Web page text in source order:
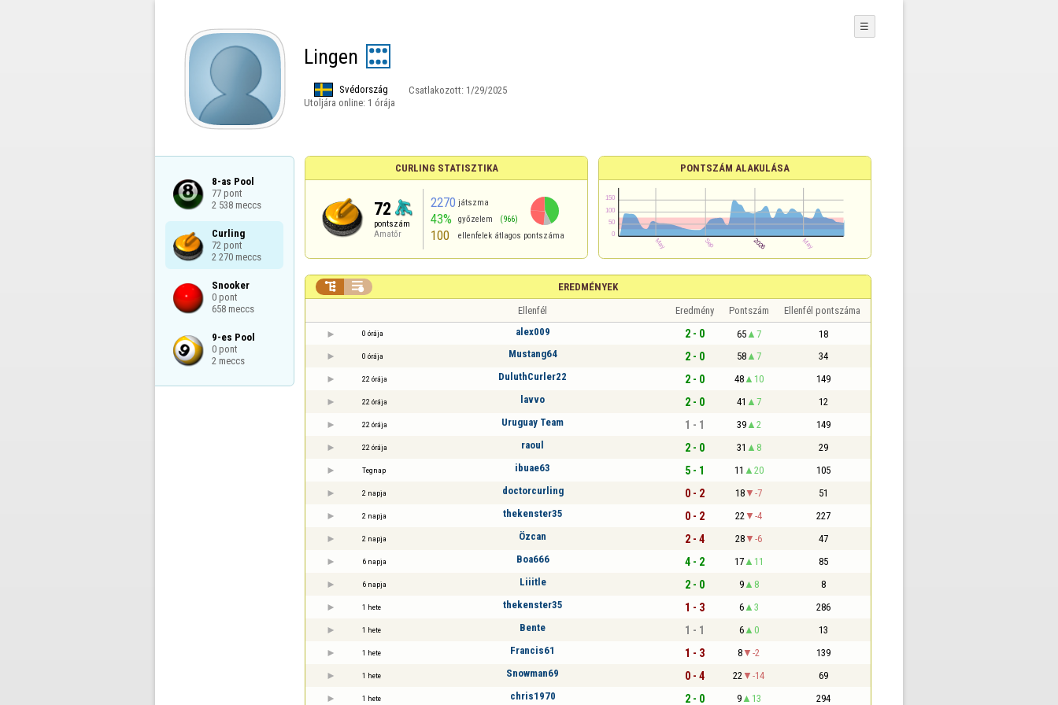
Lingen
Svédország Csatlakozott: 1/29/2025
Utoljára online: 1 órája
☰
8-as Pool
77 pont
2 538 meccs
Curling
72 pont
2 270 meccs
Snooker
0 pont
658 meccs
9-es Pool
0 pont
2 meccs
CURLING STATISZTIKA
72
pontszám
Amatőr
2270 játszma
43% győzelem (966)
100 ellenfelek átlagos pontszáma
PONTSZÁM ALAKULÁSA
EREDMÉNYEK
 
Ellenfél Eredmény Pontszám Ellenfél pontszáma
0 órája alex009 2 - 0 65 7 18
0 órája Mustang64 2 - 0 58 7 34
22 órája DuluthCurler22 2 - 0 48 10 149
22 órája lavvo 2 - 0 41 7 12
22 órája Uruguay Team 1 - 1 39 2 149
22 órája raoul 2 - 0 31 8 29
Tegnap ibuae63 5 - 1 11 20 105
2 napja doctorcurling 0 - 2 18 -7 51
2 napja thekenster35 0 - 2 22 -4 227
2 napja Özcan 2 - 4 28 -6 47
6 napja Boa666 4 - 2 17 11 85
6 napja Liiitle 2 - 0 9 8 8
1 hete thekenster35 1 - 3 6 3 286
1 hete Bente 1 - 1 6 0 13
1 hete Francis61 1 - 3 8 -2 139
1 hete Snowman69 0 - 4 22 -14 69
1 hete chris1970 2 - 0 9 13 294